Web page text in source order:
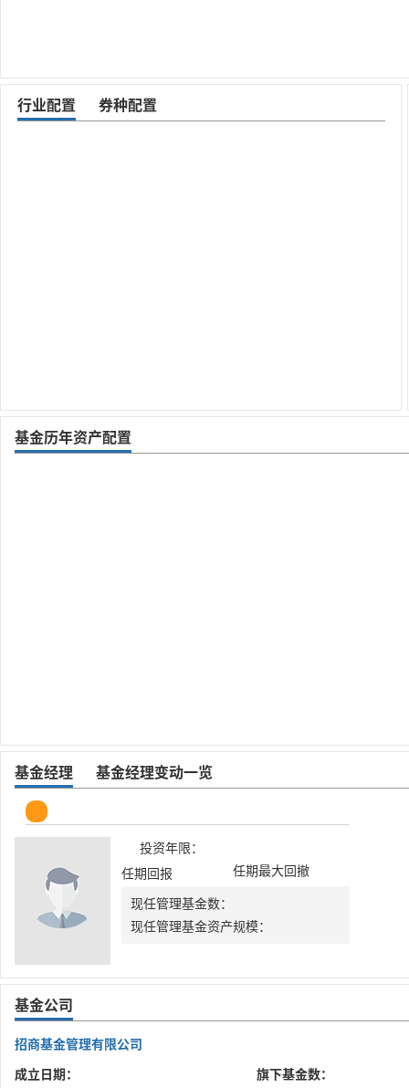
行业配置 券种配置
基金历年资产配置
基金经理 基金经理变动一览
投资年限：
任期回报
任期最大回撤
现任管理基金数：
现任管理基金资产规模：
基金公司
招商基金管理有限公司
成立日期：
旗下基金数：